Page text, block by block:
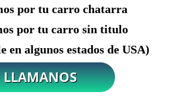
por tu carro chatarra
por tu carro sin titulo
en algunos estados de USA)